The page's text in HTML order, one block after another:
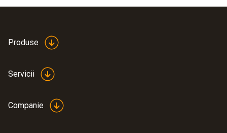
Produse
Servicii
Companie